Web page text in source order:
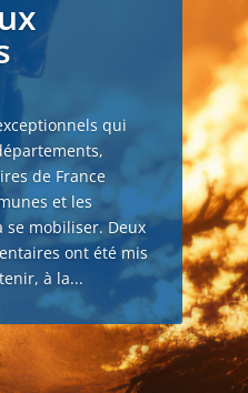
qui
de France
et les
mobiliser. Deux
ont été mis
à la...